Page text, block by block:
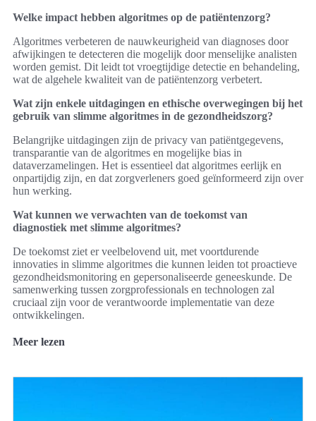
Welke impact hebben algoritmes op de patiëntenzorg?
Algoritmes verbeteren de nauwkeurigheid van diagnoses door
afwijkingen te detecteren die mogelijk door menselijke analisten
worden gemist. Dit leidt tot vroegtijdige detectie en behandeling,
wat de algehele kwaliteit van de patiëntenzorg verbetert.
Wat zijn enkele uitdagingen en ethische overwegingen bij het
gebruik van slimme algoritmes in de gezondheidszorg?
Belangrijke uitdagingen zijn de privacy van patiëntgegevens,
transparantie van de algoritmes en mogelijke bias in
dataverzamelingen. Het is essentieel dat algoritmes eerlijk en
onpartijdig zijn, en dat zorgverleners goed geïnformeerd zijn over
hun werking.
Wat kunnen we verwachten van de toekomst van
diagnostiek met slimme algoritmes?
De toekomst ziet er veelbelovend uit, met voortdurende
innovaties in slimme algoritmes die kunnen leiden tot proactieve
gezondheidsmonitoring en gepersonaliseerde geneeskunde. De
samenwerking tussen zorgprofessionals en technologen zal
cruciaal zijn voor de verantwoorde implementatie van deze
ontwikkelingen.
Meer lezen